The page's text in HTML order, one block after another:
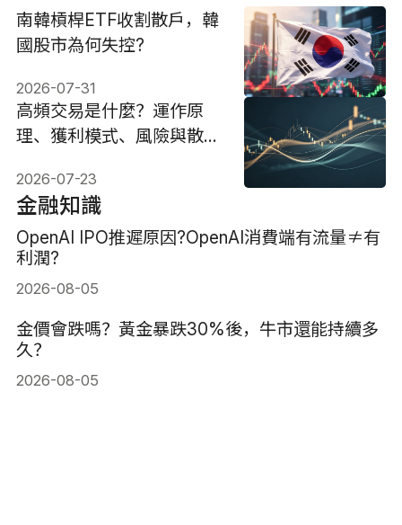
南韓槓桿ETF收割散戶，韓
國股市為何失控?
2026-07-31
高頻交易是什麼？運作原
理、獲利模式、風險與散戶
2026-07-23
金融知識
OpenAI IPO推遲原因?OpenAI消費端有流量≠有
利潤?
2026-08-05
金價會跌嗎？黃金暴跌30%後，牛市還能持續多
久？
2026-08-05